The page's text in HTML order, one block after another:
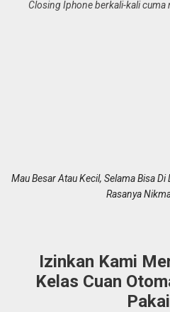
Closing Iphone berkali-kali cuma
Mau Besar Atau Kecil, Selama Bisa
Rasanya
Izinkan Kami
Kelas Cuan